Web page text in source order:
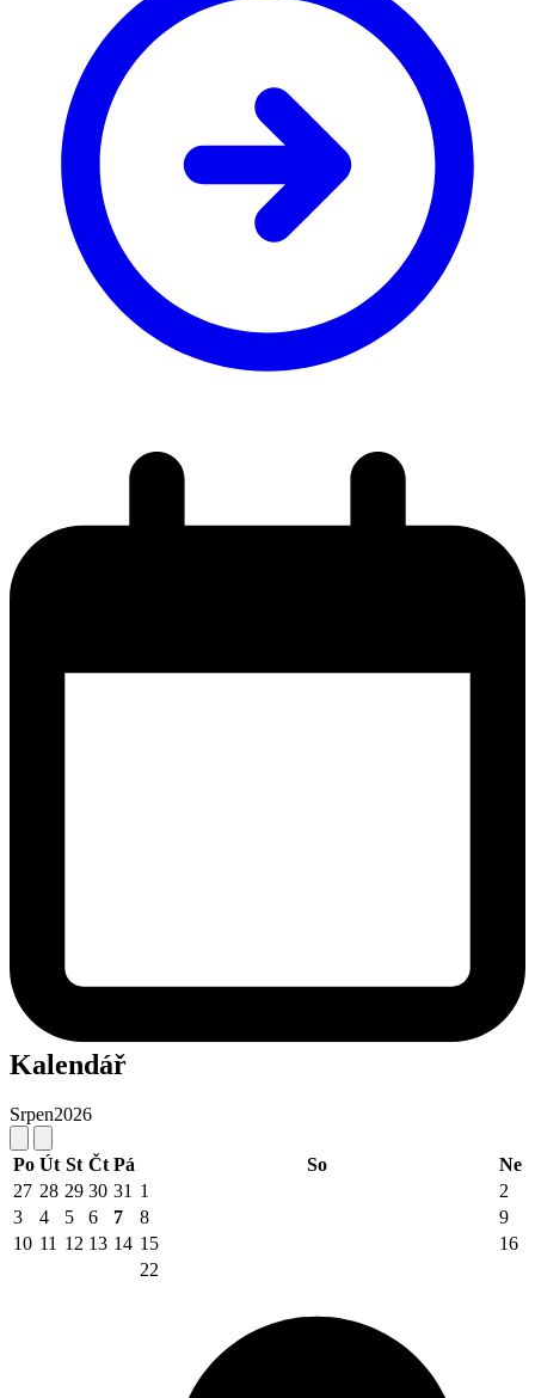
Kalendář
Srpen2026
Po Út St Čt Pá So
Ne
27 28 29 30 31 1
2
3
4 5 6 7 8
9
10 11 12 13 14 15
16
22